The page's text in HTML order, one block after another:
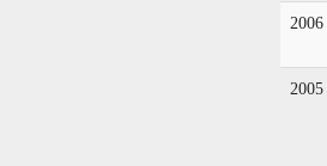
2006
2005